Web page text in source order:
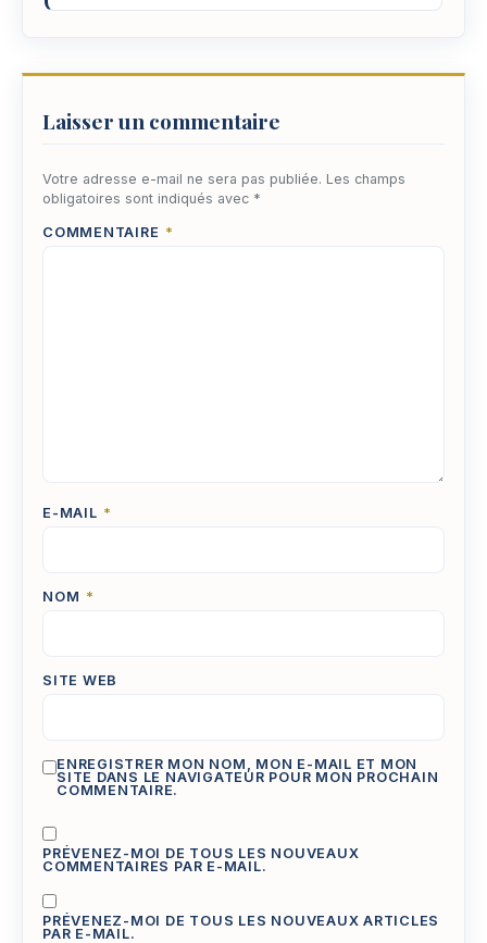
Laisser un commentaire
Votre adresse e-mail ne sera pas publiée. Les champs
obligatoires sont indiqués avec *
COMMENTAIRE *
E-MAIL *
NOM *
SITE WEB
ENREGISTRER MON NOM, MON E-MAIL ET MON
SITE DANS LE NAVIGATEUR POUR MON PROCHAIN
COMMENTAIRE.
PRÉVENEZ-MOI DE TOUS LES NOUVEAUX
COMMENTAIRES PAR E-MAIL.
PRÉVENEZ-MOI DE TOUS LES NOUVEAUX ARTICLES
PAR E-MAIL.